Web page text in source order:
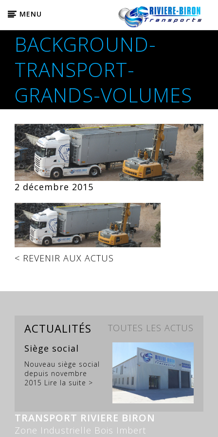
MENU
BACKGROUND-
TRANSPORT-
GRANDS-VOLUMES
2 décembre 2015
< REVENIR AUX ACTUS
ACTUALITÉS
TOUTES LES ACTUS
Siège social
Nouveau siège social
depuis novembre
2015 Lire la suite >
TRANSPORT RIVIERE BIRON
Zone Industrielle Bois Imbert